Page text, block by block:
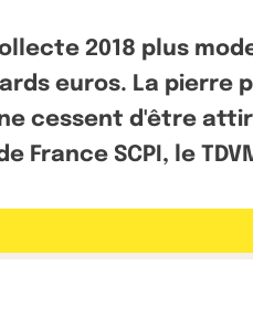
2018 plus
euros. La pierre
ne cessent d'être
France SCPI, le